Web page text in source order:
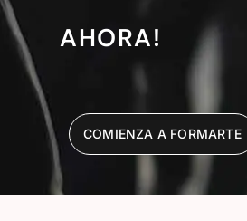
AHORA!
COMIENZA A FORMARTE